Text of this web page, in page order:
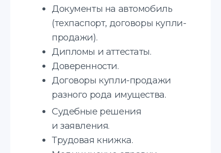
Узнайте стоимость
получения апостиля
Соглашаюсь сполитикой
конфиденциальности